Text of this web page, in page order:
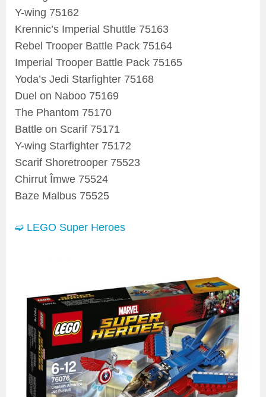
Y-wing 75162
Krennic’s Imperial Shuttle 75163
Rebel Trooper Battle Pack 75164
Imperial Trooper Battle Pack 75165
Yoda’s Jedi Starfighter 75168
Duel on Naboo 75169
The Phantom 75170
Battle on Scarif 75171
Y-wing Starfighter 75172
Scarif Shoretrooper 75523
Chirrut Îmwe 75524
Baze Malbus 75525
➫ LEGO Super Heroes